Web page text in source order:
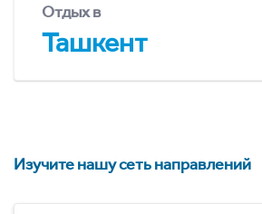
Отдых в
Ташкент
Изучите нашу сеть направлений